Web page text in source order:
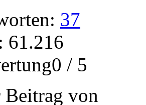
37
61.216
/ 5
Beitrag von